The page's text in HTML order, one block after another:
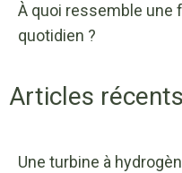
À quoi ressemble une
quotidien ?
Articles récents
Une turbine à